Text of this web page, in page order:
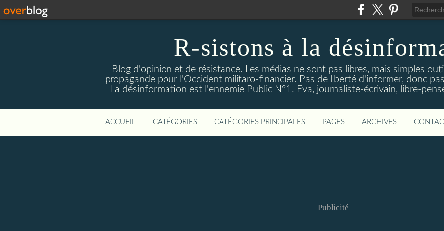
R-sistons à la
Blog d'opinion et de résistance. Les médias ne sont pas libres, mais simples
propagande pour l'Occident militaro-financier. Pas de liberté d'informer, donc
La désinformation est l'ennemie Public N°1. Eva, journaliste-écrivain, libre-
ACCUEIL CATÉGORIES CATÉGORIES PRINCIPALES PAGES ARCHIVES
Publicité